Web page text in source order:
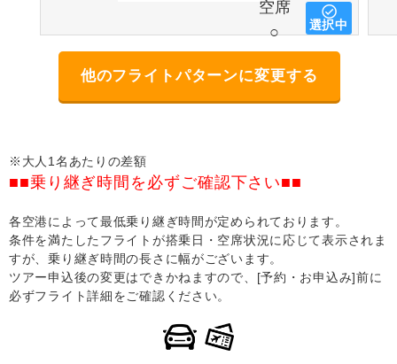
空席
○
選択中
他のフライトパターンに変更する
※大人1名あたりの差額
■■乗り継ぎ時間を必ずご確認下さい■■
各空港によって最低乗り継ぎ時間が定められております。
条件を満たしたフライトが搭乗日・空席状況に応じて表示されま
すが、乗り継ぎ時間の長さに幅がございます。
ツアー申込後の変更はできかねますので、[予約・お申込み]前に
必ずフライト詳細をご確認ください。